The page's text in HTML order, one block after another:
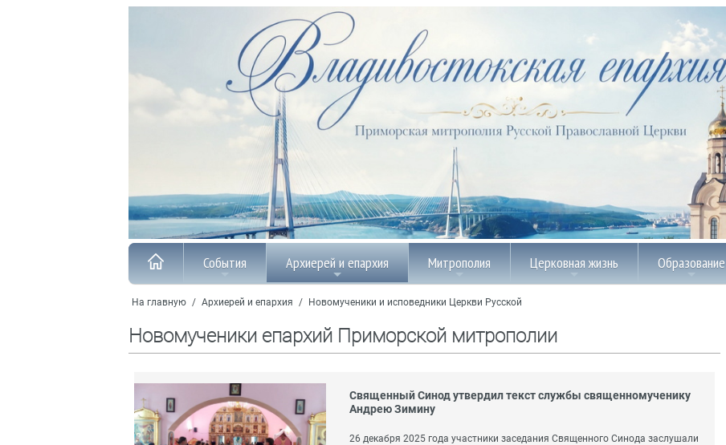
События Архиерей и епархия Митрополия Церковная жизнь Образование
На главную / Архиерей и епархия / Новомученики и исповедники Церкви Русской
Новомученики епархий Приморской митрополии
Священный Синод утвердил текст службы священномученику
Андрею Зимину
26 декабря 2025 года участники заседания Священного Синода заслушали